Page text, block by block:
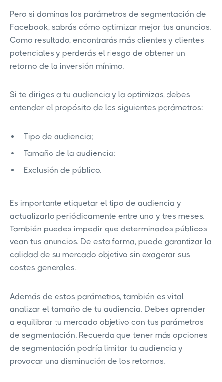
Pero si dominas los parámetros de segmentación de
Facebook, sabrás cómo optimizar mejor tus anuncios.
Como resultado, encontrarás más clientes y clientes
potenciales y perderás el riesgo de obtener un
retorno de la inversión mínimo.
Si te diriges a tu audiencia y la optimizas, debes
entender el propósito de los siguientes parámetros:
Tipo de audiencia;
Tamaño de la audiencia;
Exclusión de público.
Es importante etiquetar el tipo de audiencia y
actualizarlo periódicamente entre uno y tres meses.
También puedes impedir que determinados públicos
vean tus anuncios. De esta forma, puede garantizar la
calidad de su mercado objetivo sin exagerar sus
costes generales.
Además de estos parámetros, también es vital
analizar el tamaño de tu audiencia. Debes aprender
a equilibrar tu mercado objetivo con tus parámetros
de segmentación. Recuerda que tener más opciones
de segmentación podría limitar tu audiencia y
provocar una disminución de los retornos.